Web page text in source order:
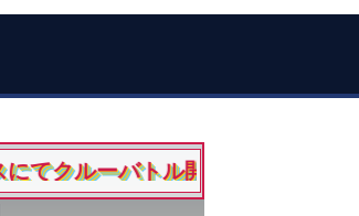
バトル開催だあああああ！！！！！